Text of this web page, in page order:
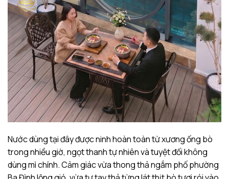
Nước dùng tại đây được ninh hoàn toàn từ xương ống bò
trong nhiều giờ, ngọt thanh tự nhiên và tuyệt đối không
dùng mì chính. Cảm giác vừa thong thả ngắm phố phường